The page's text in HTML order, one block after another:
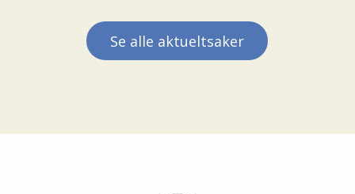
Se alle aktueltsaker